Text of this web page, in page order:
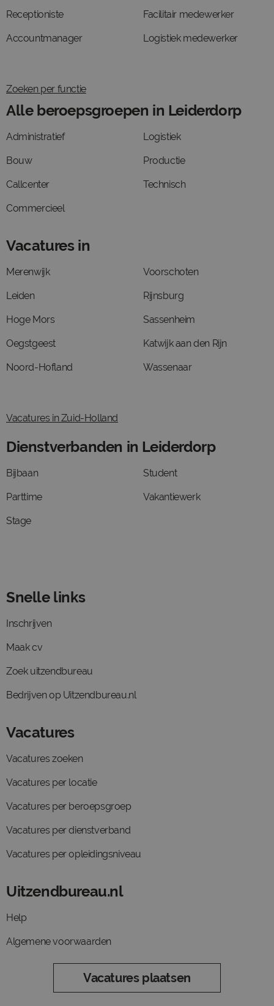
Receptioniste
Accountmanager
Facilitair medewerker
Logistiek medewerker
Zoeken per functie
Alle beroepsgroepen in Leiderdorp
Administratief
Bouw
Callcenter
Commercieel
Logistiek
Productie
Technisch
Vacatures in
Merenwijk
Leiden
Hoge Mors
Oegstgeest
Noord-Hofland
Voorschoten
Rijnsburg
Sassenheim
Katwijk aan den Rijn
Wassenaar
Vacatures in Zuid-Holland
Dienstverbanden in Leiderdorp
Bijbaan
Parttime
Stage
Student
Vakantiewerk
Snelle links
Inschrijven
Maak cv
Zoek uitzendbureau
Bedrijven op Uitzendbureau.nl
Vacatures
Vacatures zoeken
Vacatures per locatie
Vacatures per beroepsgroep
Vacatures per dienstverband
Vacatures per opleidingsniveau
Uitzendbureau.nl
Help
Algemene voorwaarden
Vacatures plaatsen